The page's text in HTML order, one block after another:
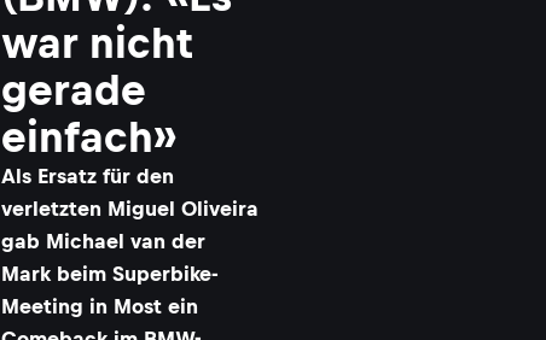
war nicht
gerade
einfach»
Als Ersatz für den
verletzten Miguel Oliveira
gab Michael van der
Mark beim Superbike-
Meeting in Most ein